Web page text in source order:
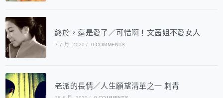
終於，還是愛了／可惜啊！文茜姐不愛女人
7 7 月, 2020 / 0 COMMENTS
老派的長情／人生願望清單之一 刺青